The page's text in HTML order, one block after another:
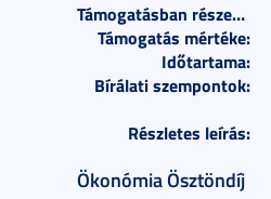
Támogatásban részesülők száma:
Támogatás mértéke:
Időtartama:
Bírálati szempontok:
Részletes leírás:
Ökonómia Ösztöndíj